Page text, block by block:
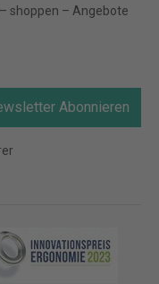
shoppen – Angebote
Abonnieren